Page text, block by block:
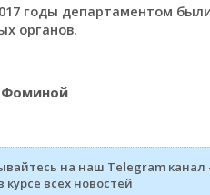
годы департаментом
органов.
Фоминой
на наш Telegram канал
курсе всех новостей